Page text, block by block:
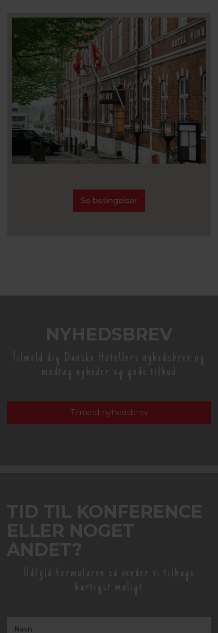
Se betingelser
NYHEDSBREV
Tilmeld dig Danske Hotellers nyhedsbrev og
modtag nyheder og gode tilbud
Tilmeld nyhedsbrev
TID TIL KONFERENCE
ELLER NOGET
ANDET?
Udfyld formularen så vender vi tilbage
hurtigst muligt